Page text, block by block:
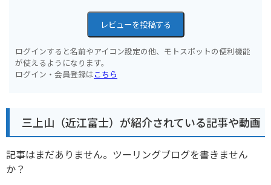
レビューを投稿する
ログインすると名前やアイコン設定の他、モトスポットの便利機能
が使えるようになります。
ログイン・会員登録はこちら
三上山（近江富士）が紹介されている記事や動画
記事はまだありません。ツーリングブログを書きません
か？